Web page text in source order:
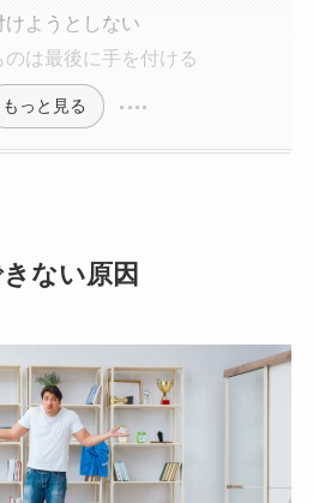
けようとしない
のは最後に手を付ける
もっと見る
ない原因